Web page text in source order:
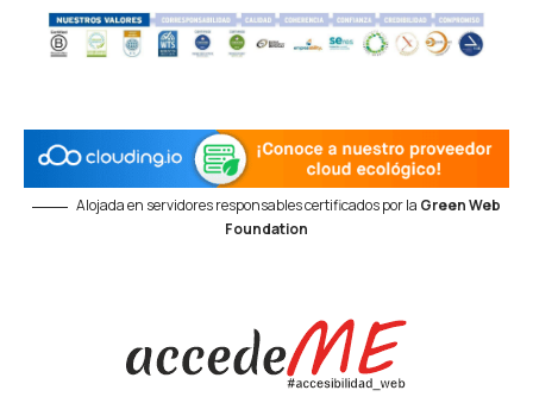
Alojada en servidores responsables certificados por la Green Web
Foundation